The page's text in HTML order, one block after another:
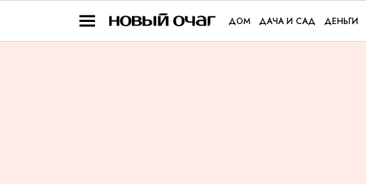
ДОМ ДАЧА И САД ДЕНЬГИ